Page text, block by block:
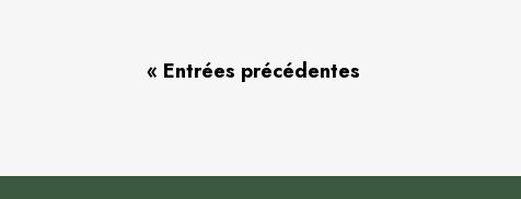
« Entrées précédentes